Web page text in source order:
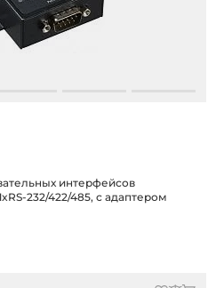
интерфейсов
232/422/485, с адаптером